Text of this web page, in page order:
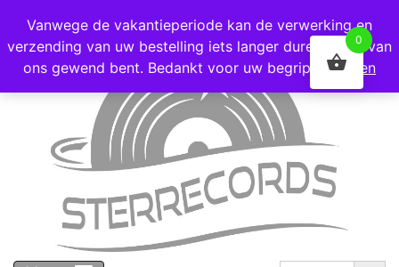
Voor 16:00 besteld = vandaag verzonden!
Vanwege de vakantieperiode kan de verwerking en
verzending van uw bestelling iets langer duren dan u van
ons gewend bent. Bedankt voor uw begrip!
Negeren
0